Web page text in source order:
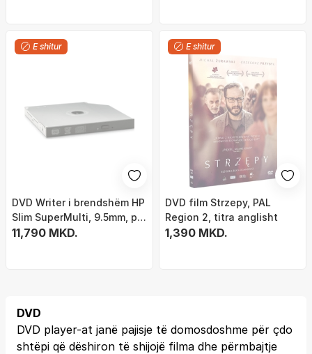
E shitur
DVD Writer i brendshëm HP
Slim SuperMulti, 9.5mm, për
laptop
11,790 MKD.
E shitur
DVD film Strzepy, PAL
Region 2, titra anglisht
1,390 MKD.
DVD
DVD player-at janë pajisje të domosdoshme për çdo
shtëpi që dëshiron të shijojë filma dhe përmbajtje